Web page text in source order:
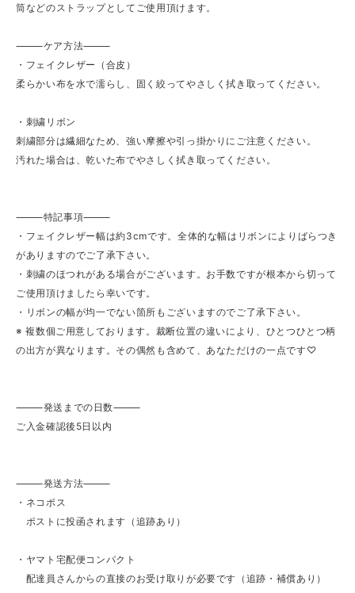
筒などのストラップとしてご使用頂けます。
⸻ケア方法⸻
・フェイクレザー（合皮）
柔らかい布を水で濡らし、固く絞ってやさしく拭き取ってください。
・刺繍リボン
刺繍部分は繊細なため、強い摩擦や引っ掛かりにご注意ください。
汚れた場合は、乾いた布でやさしく拭き取ってください。
⸻特記事項⸻
・フェイクレザー幅は約3cmです。全体的な幅はリボンによりばらつき
がありますのでご了承下さい。
・刺繍のほつれがある場合がございます。お手数ですが根本から切って
ご使用頂けましたら幸いです。
・リボンの幅が均一でない箇所もございますのでご了承下さい。
※ 複数個ご用意しております。裁断位置の違いにより、ひとつひとつ柄
の出方が異なります。その偶然も含めて、あなただけの一点です♡
⸻発送までの日数⸻
ご入金確認後5日以内
⸻発送方法⸻
・ネコポス
ポストに投函されます（追跡あり）
・ヤマト宅配便コンパクト
配達員さんからの直接のお受け取りが必要です（追跡・補償あり）